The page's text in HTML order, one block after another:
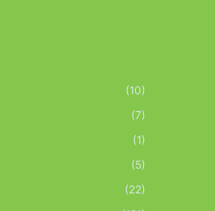
(10)
(7)
(1)
(5)
(22)